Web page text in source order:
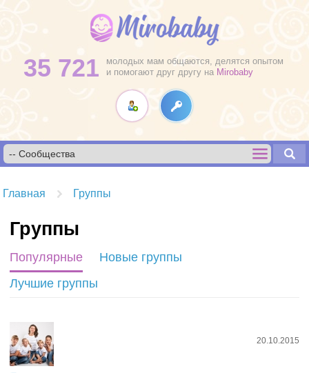
35 721
молодых мам общаются, делятся опытом
и помогают друг другу на Mirobaby
Главная Группы
Группы
Популярные
Новые группы
Лучшие группы
20.10.2015